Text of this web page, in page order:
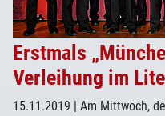
Erstmals
Verleihung im
15.11.2019 | Am Mittwoch,